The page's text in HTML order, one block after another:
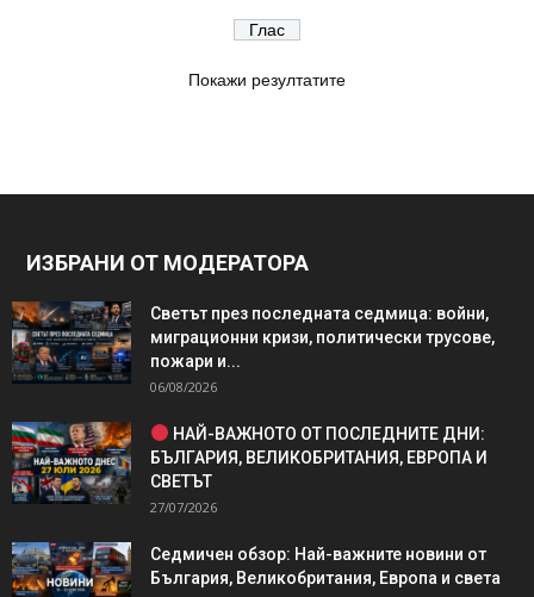
Покажи резултатите
ИЗБРАНИ ОТ МОДЕРАТОРА
Светът през последната седмица: войни,
миграционни кризи, политически трусове,
пожари и...
06/08/2026
НАЙ-ВАЖНОТО ОТ ПОСЛЕДНИТЕ ДНИ:
БЪЛГАРИЯ, ВЕЛИКОБРИТАНИЯ, ЕВРОПА И
СВЕТЪТ
27/07/2026
Седмичен обзор: Най-важните новини от
България, Великобритания, Европа и света